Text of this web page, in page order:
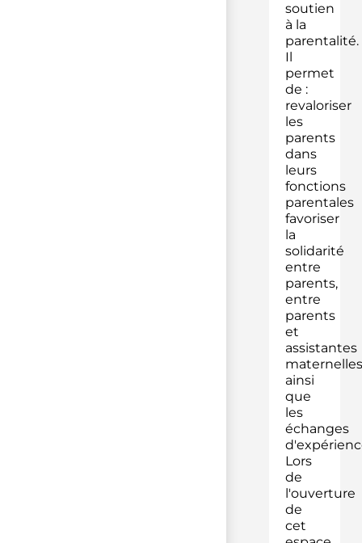
soutien
à la
parentalité.
Il
permet
de :
revaloriser
les
parents
dans
leurs
fonctions
parentales
favoriser
la
solidarité
entre
parents,
entre
parents
et
assistantes
maternelles
ainsi
que
les
échanges
Lors
de
l'ouverture
de
cet